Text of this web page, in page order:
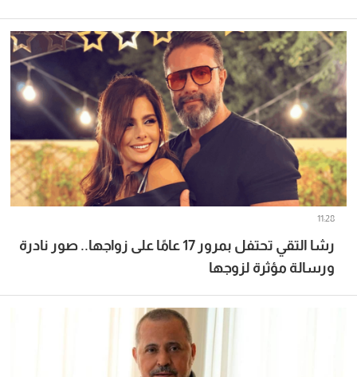
رشا التقي تحتفل بمرور 17 عامًا على زواجها.. صور نادرة
ورسالة مؤثرة لزوجها
11:28